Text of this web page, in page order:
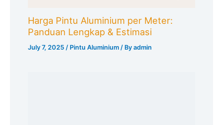
Harga Pintu Aluminium per Meter:
Panduan Lengkap & Estimasi
July 7, 2025/ Pintu Aluminium / Byadmin